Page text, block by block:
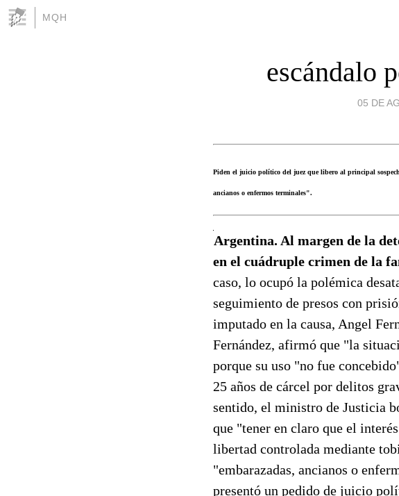
MQH
escándalo
05 DE
Piden el juicio político del juez que libero al principal
ancianos o enfermos terminales".
Argentina. Al margen de la
en el cuádruple crimen de la
caso, lo ocupó la polémica
seguimiento de presos con
imputado en la causa, Angel
Fernández, afirmó que "la
porque su uso "no fue
25 años de cárcel por delitos
sentido, el ministro de Justicia
que "tener en claro que el
libertad controlada mediante
"embarazadas, ancianos o
presentó un pedido de juicio